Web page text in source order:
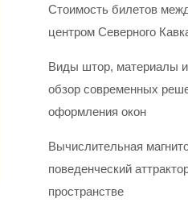
Стоимость билетов
центром Северного
Виды штор, материалы
обзор современных
оформления окон
Вычислительная
поведенческий
пространстве